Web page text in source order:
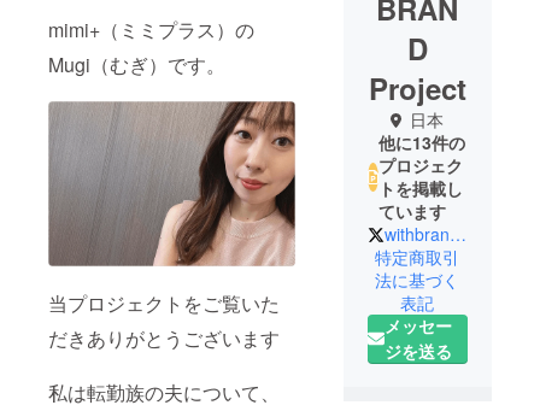
mimi+（ミミプラス）の
Mugi（むぎ）です。
当プロジェクトをご覧いた
だきありがとうございます
私は転勤族の夫について、
BRAN
D
Project
日本
他に13件の
プロジェク
トを掲載し
ています
withbrand_jp
特定商取引
法に基づく
表記
メッセー
ジを送る